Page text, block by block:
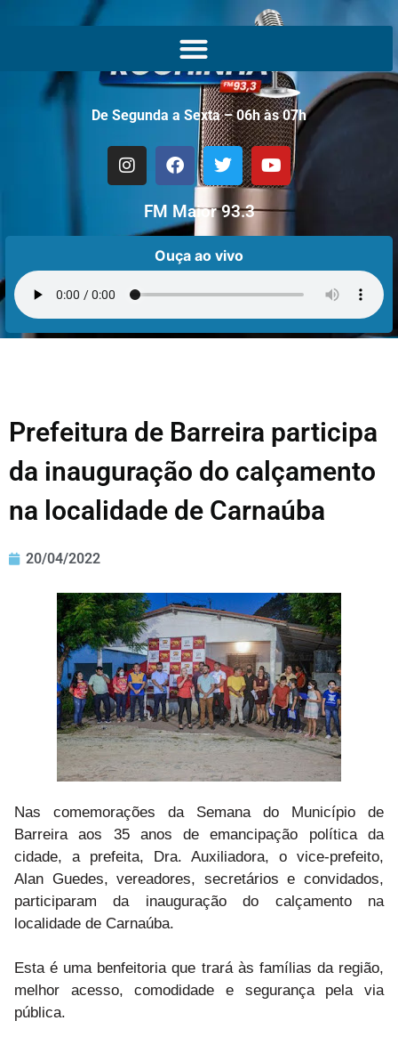
De Segunda a Sexta – 06h às 07h
FM Maior 93.3
Ouça ao vivo
Prefeitura de Barreira participa
da inauguração do calçamento
na localidade de Carnaúba
20/04/2022
Nas comemorações da Semana do Município de
Barreira aos 35 anos de emancipação política da
cidade, a prefeita, Dra. Auxiliadora, o vice-prefeito,
Alan Guedes, vereadores, secretários e convidados,
participaram da inauguração do calçamento na
localidade de Carnaúba.
Esta é uma benfeitoria que trará às famílias da região,
melhor acesso, comodidade e segurança pela via
pública.